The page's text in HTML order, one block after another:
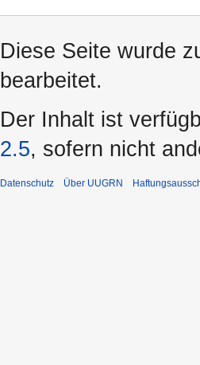
Diese Seite wurde
bearbeitet.
Der Inhalt ist
2.5, sofern nicht
Datenschutz Über UUGRN